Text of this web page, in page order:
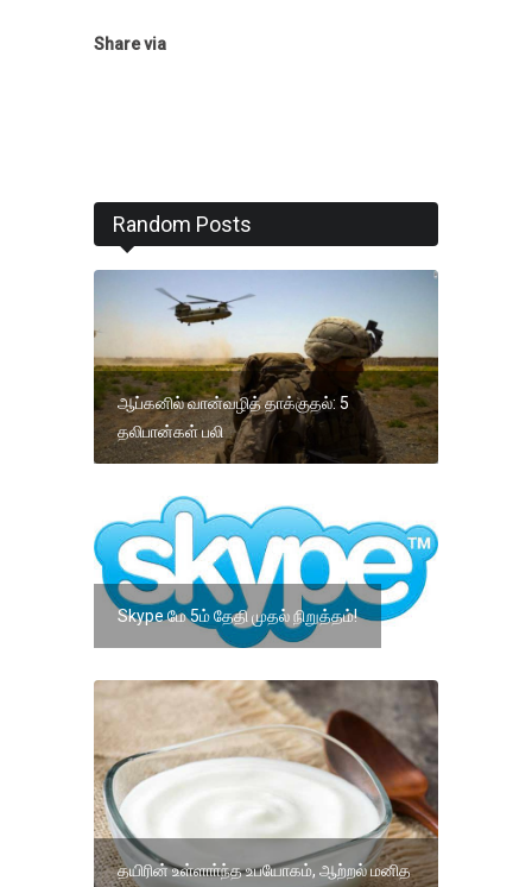
Share via
Random Posts
ஆப்கனில் வான்வழித் தாக்குதல்: 5
தலிபான்கள் பலி
Skype மே 5ம் தேதி முதல் நிறுத்தம்!
தயிரின் உள்ளாா்ந்த உபயோகம், ஆற்றல் மனித